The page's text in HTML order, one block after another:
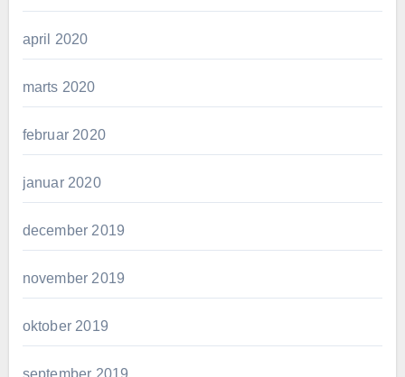
april 2020
marts 2020
februar 2020
januar 2020
december 2019
november 2019
oktober 2019
september 2019